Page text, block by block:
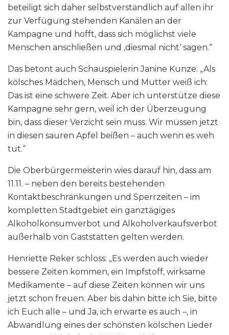
beteiligt sich daher selbstverständlich auf allen ihr
zur Verfügung stehenden Kanälen an der
Kampagne und hofft, dass sich möglichst viele
Menschen anschließen und ‚diesmal nicht‘ sagen.“
Das betont auch Schauspielerin Janine Kunze: „Als
kölsches Mädchen, Mensch und Mutter weiß ich:
Das ist eine schwere Zeit. Aber ich unterstütze diese
Kampagne sehr gern, weil ich der Überzeugung
bin, dass dieser Verzicht sein muss. Wir müssen jetzt
in diesen sauren Apfel beißen – auch wenn es weh
tut.“
Die Oberbürgermeisterin wies darauf hin, dass am
11.11. – neben den bereits bestehenden
Kontaktbeschränkungen und Sperrzeiten – im
kompletten Stadtgebiet ein ganztägiges
Alkoholkonsumverbot und Alkoholverkaufsverbot
außerhalb von Gaststätten gelten werden.
Henriette Reker schloss: „Es werden auch wieder
bessere Zeiten kommen, ein Impfstoff, wirksame
Medikamente – auf diese Zeiten können wir uns
jetzt schon freuen. Aber bis dahin bitte ich Sie, bitte
ich Euch alle – und Ja, ich erwarte es auch –, in
Abwandlung eines der schönsten kölschen Lieder